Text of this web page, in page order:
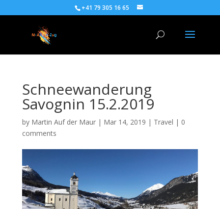
+41 79 305 16 65
Schneewanderung
Savognin 15.2.2019
by Martin Auf der Maur| Mar 14, 2019 | Travel | 0
comments